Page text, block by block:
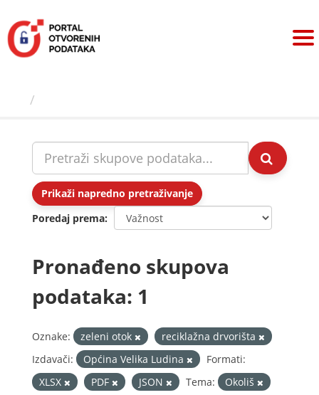
sadržaj
Prikaži napredno pretraživanje
Poredaj prema
Pronađeno skupova
podataka: 1
Oznake: zeleni otok
reciklažna drvorišta
Izdavači:
Općina Velika Ludina
Formati:
XLSX
PDF JSON Tema:
Okoliš